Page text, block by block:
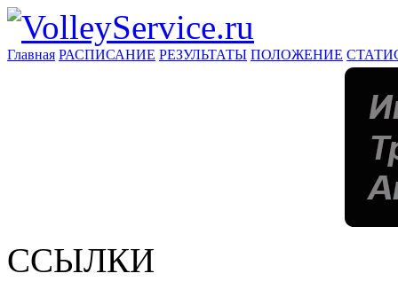
Главная РАСПИСАНИЕ РЕЗУЛЬТАТЫ ПОЛОЖЕНИЕ
ССЫЛКИ